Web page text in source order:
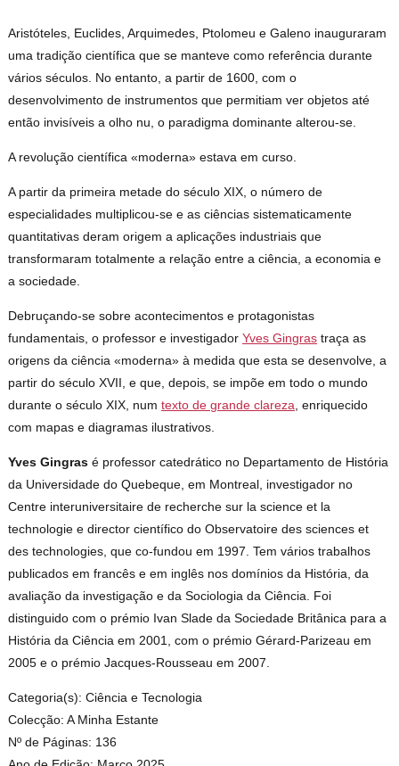
Aristóteles, Euclides, Arquimedes, Ptolomeu e Galeno inauguraram
uma tradição científica que se manteve como referência durante
vários séculos. No entanto, a partir de 1600, com o
desenvolvimento de instrumentos que permitiam ver objetos até
então invisíveis a olho nu, o paradigma dominante alterou-se.
A revolução científica «moderna» estava em curso.
A partir da primeira metade do século XIX, o número de
especialidades multiplicou-se e as ciências sistematicamente
quantitativas deram origem a aplicações industriais que
transformaram totalmente a relação entre a ciência, a economia e
a sociedade.
Debruçando-se sobre acontecimentos e protagonistas
fundamentais, o professor e investigadorYves Gingras traça as
origens da ciência «moderna» à medida que esta se desenvolve, a
partir do século XVII, e que, depois, se impõe em todo o mundo
durante o século XIX, numtexto de grande clareza, enriquecido
com mapas e diagramas ilustrativos.
Yves Gingrasé professor catedrático no Departamento de História
da Universidade do Quebeque, em Montreal, investigador no
Centre interuniversitaire de recherche sur la science et la
technologie e director científico do Observatoire des sciences et
des technologies, que co-fundou em 1997. Tem vários trabalhos
publicados em francês e em inglês nos domínios da História, da
avaliação da investigação e da Sociologia da Ciência. Foi
distinguido com o prémio Ivan Slade da Sociedade Britânica para a
História da Ciência em 2001, com o prémio Gérard-Parizeau em
2005 e o prémio Jacques-Rousseau em 2007.
Categoria(s): Ciência e Tecnologia
Colecção: A Minha Estante
Nº de Páginas: 136